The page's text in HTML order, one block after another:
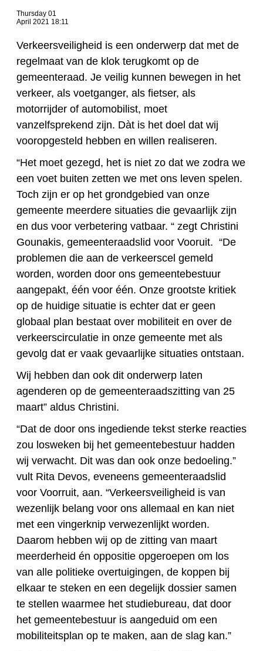
Thursday 01
April 2021 18:11
Verkeersveiligheid is een onderwerp dat met de
regelmaat van de klok terugkomt op de
gemeenteraad. Je veilig kunnen bewegen in het
verkeer, als voetganger, als fietser, als
motorrijder of automobilist, moet
vanzelfsprekend zijn. Dàt is het doel dat wij
vooropgesteld hebben en willen realiseren.
“Het moet gezegd, het is niet zo dat we zodra we
een voet buiten zetten we met ons leven spelen.
Toch zijn er op het grondgebied van onze
gemeente meerdere situaties die gevaarlijk zijn
en dus voor verbetering vatbaar. “ zegt Christini
Gounakis, gemeenteraadslid voor Vooruit. “De
problemen die aan de verkeerscel gemeld
worden, worden door ons gemeentebestuur
aangepakt, één voor één. Onze grootste kritiek
op de huidige situatie is echter dat er geen
globaal plan bestaat over mobiliteit en over de
verkeerscirculatie in onze gemeente met als
gevolg dat er vaak gevaarlijke situaties ontstaan.
Wij hebben dan ook dit onderwerp laten
agenderen op de gemeenteraadszitting van 25
maart” aldus Christini.
“Dat de door ons ingediende tekst sterke reacties
zou losweken bij het gemeentebestuur hadden
wij verwacht. Dit was dan ook onze bedoeling.”
vult Rita Devos, eveneens gemeenteraadslid
voor Voorruit, aan. “Verkeersveiligheid is van
wezenlijk belang voor ons allemaal en kan niet
met een vingerknip verwezenlijkt worden.
Daarom hebben wij op de zitting van maart
meerderheid én oppositie opgeroepen om los
van alle politieke overtuigingen, de koppen bij
elkaar te steken en een degelijk dossier samen
te stellen waarmee het studiebureau, dat door
het gemeentebestuur is aangeduid om een
mobiliteitsplan op te maken, aan de slag kan.”